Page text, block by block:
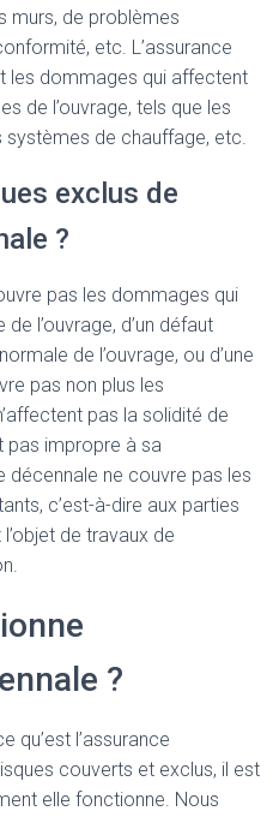
murs, de problèmes
etc. L’assurance
les dommages qui affectent
de l’ouvrage, tels que les
systèmes de chauffage, etc.
exclus de
?
pas les dommages qui
l’ouvrage, d’un défaut
de l’ouvrage, ou d’une
pas non plus les
pas la solidité de
pas impropre à sa
décennale ne couvre pas les
c’est-à-dire aux parties
l’objet de travaux de
?
qu’est l’assurance
couverts et exclus, il est
elle fonctionne. Nous